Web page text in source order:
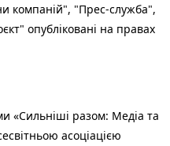
компаній", "Прес-служба",
опубліковані на правах
«Сильніші разом: Медіа та
асоціацією